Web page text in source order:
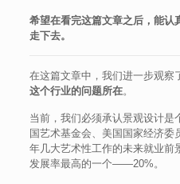
希望在看完这篇文章之后，能认
走下去。
在这篇文章中，我们进一步观察
这个行业的问题所在。
当前，我们必须承认景观设计是
国艺术基金会、美国国家经济委
年几大艺术性工作的未来就业前
发展率最高的一个——20%。